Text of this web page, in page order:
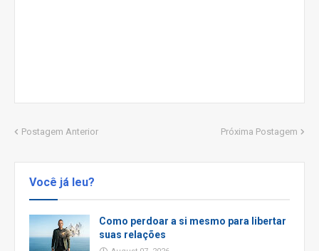
Postagem Anterior Próxima Postagem
Você já leu?
Como perdoar a si mesmo para libertar
suas relações